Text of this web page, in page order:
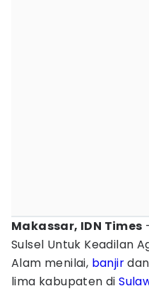
Makassar, IDN Times
Sulsel Untuk Keadilan
Alam menilai, banjir
lima kabupaten di